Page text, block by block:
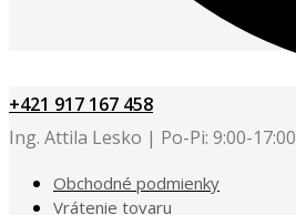
+421 917 167 458
Ing. Attila Lesko | Po-Pi: 9:00-17:00
Obchodné podmienky
Vrátenie tovaru